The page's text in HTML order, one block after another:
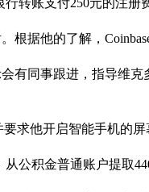
转账支付250元的注册
根据他的了解，
有同事跟进，指导维克
求他开启智能手机的屏
公积金普通账户提取